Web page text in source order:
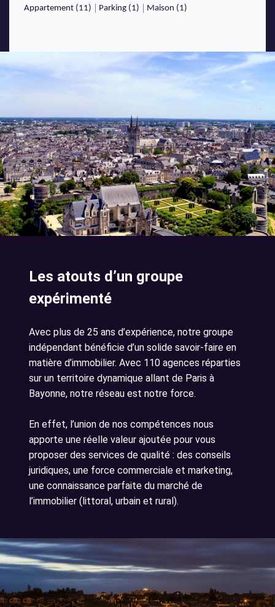
Appartement (11) Parking (1) Maison (1)
Les atouts d’un groupe
expérimenté
Avec plus de 25 ans d’expérience, notre groupe
indépendant bénéficie d’un solide savoir-faire en
matière d’immobilier. Avec 110 agences réparties
sur un territoire dynamique allant de Paris à
Bayonne, notre réseau est notre force.
En effet, l’union de nos compétences nous
apporte une réelle valeur ajoutée pour vous
proposer des services de qualité : des conseils
juridiques, une force commerciale et marketing,
une connaissance parfaite du marché de
l’immobilier (littoral, urbain et rural).